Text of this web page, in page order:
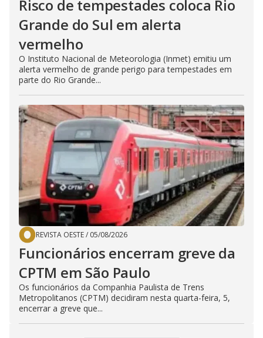
Risco de tempestades coloca Rio
Grande do Sul em alerta
vermelho
O Instituto Nacional de Meteorologia (Inmet) emitiu um
alerta vermelho de grande perigo para tempestades em
parte do Rio Grande...
REVISTA OESTE/ 05/08/2026
Funcionários encerram greve da
CPTM em São Paulo
Os funcionários da Companhia Paulista de Trens
Metropolitanos (CPTM) decidiram nesta quarta-feira, 5,
encerrar a greve que...